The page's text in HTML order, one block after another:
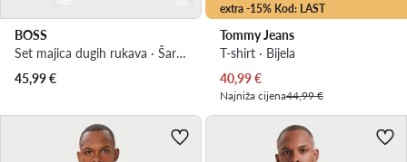
BOSS
Set majica dugih rukava · Šarena
45,99€
extra -15% Kod: LAST
Tommy Jeans
T-shirt · Bijela
Trenutna cijena
40,99€
Najniža cijena44,99 €